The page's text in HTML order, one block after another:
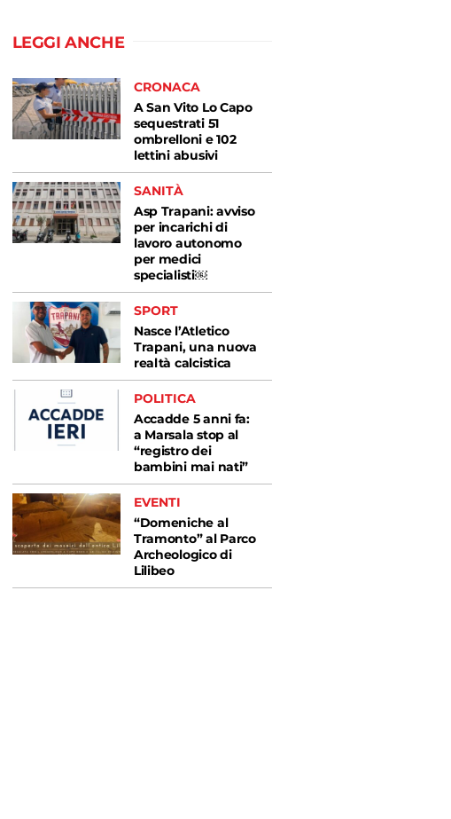
LEGGI ANCHE
CRONACA
A San Vito Lo Capo
sequestrati 51
ombrelloni e 102
lettini abusivi
SANITÀ
Asp Trapani: avviso
per incarichi di
lavoro autonomo
per medici
specialisti￼
SPORT
Nasce l’Atletico
Trapani, una nuova
realtà calcistica
POLITICA
Accadde 5 anni fa:
a Marsala stop al
“registro dei
bambini mai nati”
EVENTI
“Domeniche al
Tramonto” al Parco
Archeologico di
Lilibeo